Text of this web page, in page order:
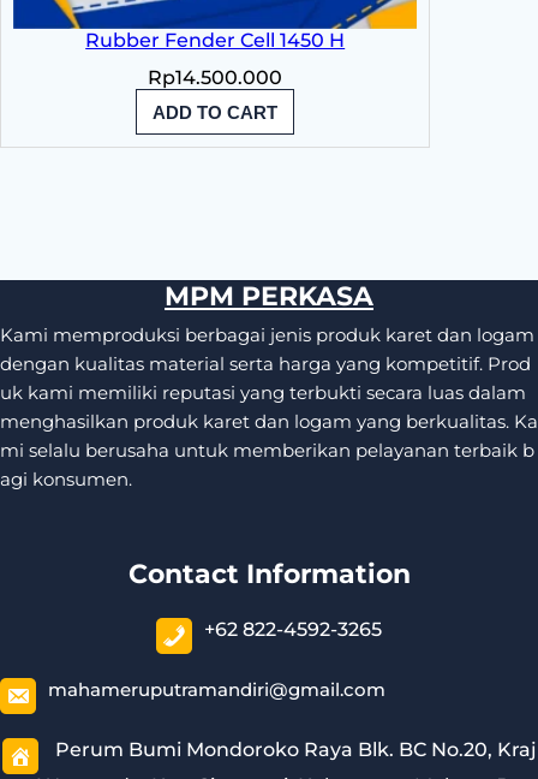
Rubber Fender Cell 1450 H
Rp14.500.000
ADD TO CART
MPM PERKASA
Kami memproduksi berbagai jenis produk karet dan logam
dengan kualitas material serta harga yang kompetitif. Prod
uk kami memiliki reputasi yang terbukti secara luas dalam
menghasilkan produk karet dan logam yang berkualitas. Ka
mi selalu berusaha untuk memberikan pelayanan terbaik b
agi konsumen.
Contact Information
+62 822-4592-3265
mahameruputramandiri@gmail.com
Perum Bumi Mondoroko Raya Blk. BC No.20, Kraj